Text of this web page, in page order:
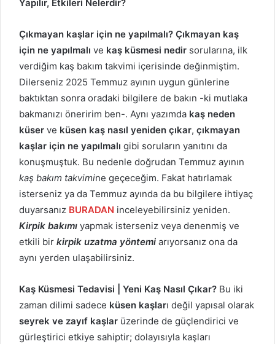
Yapılır, Etkileri Nelerdir?
Çıkmayan kaşlar için ne yapılmalı? Çıkmayan kaş
için ne yapılmalı ve kaş küsmesi nedir sorularına, ilk
verdiğim kaş bakım takvimi içerisinde değinmiştim.
Dilerseniz 2025 Temmuz ayının uygun günlerine
baktıktan sonra oradaki bilgilere de bakın -ki mutlaka
bakmanızı öneririm ben-. Aynı yazımda kaş neden
küser ve küsen kaş nasıl yeniden çıkar, çıkmayan
kaşlar için ne yapılmalı gibi soruların yanıtını da
konuşmuştuk. Bu nedenle doğrudan Temmuz ayının
kaş bakım takvimine geçeceğim. Fakat hatırlamak
isterseniz ya da Temmuz ayında da bu bilgilere ihtiyaç
duyarsanız BURADAN inceleyebilirsiniz yeniden.
Kirpik bakımı yapmak isterseniz veya denenmiş ve
etkili bir kirpik uzatma yöntemi arıyorsanız ona da
aynı yerden ulaşabilirsiniz.
Kaş Küsmesi Tedavisi | Yeni Kaş Nasıl Çıkar? Bu iki
zaman dilimi sadece küsen kaşları değil yapısal olarak
seyrek ve zayıf kaşlar üzerinde de güçlendirici ve
gürleştirici etkiye sahiptir; dolayısıyla kaşları